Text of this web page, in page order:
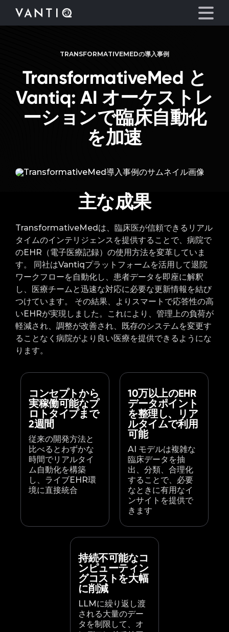
事業内容
パートナーシップ
会社情報
TRANSFORMATIVEMEDの導入事例
TransformativeMed と
Vantiq: AI オーケストレ
ーションで臨床自動化
を加速
主な成果
TransformativeMedは、臨床医が信頼できるリアル
タイムのインテリジェンスを提供することで、病院で
のEHR（電子医療記録）の使用方法を変革していま
す。 同社はVantiqプラットフォームを活用して退院
ワークフローを自動化し、患者データを即座に解釈
し、医療チームと迅速な対応に必要な更新情報を結び
つけています。 その結果、よりスマートで応答性の高
いEHRが実現しました。これにより、管理上の負荷が
軽減され、調整が改善され、既存のシステムを変更す
ることなく病院がより良い医療を提供できるようにな
ります。
コンセプトから
実稼働可能なプ
ロトタイプまで
2週間
従来の開発方法と
比べるとわずかな
時間でリアルタイ
ム自動化を構築
し、ライブEHR環
境に直接統合
10万以上のEHR
データポイント
を整理し、リア
ルタイムで利用
可能
AI モデルは複雑な
臨床データを抽
出、分類、合理化
することで、必要
なときに有用なイ
ンサイトを提供で
きます
持続不可能なコ
ンピューティン
グコストを大幅
に削減
LLMに繰り返し渡
される大量のデー
タを制限して、オ